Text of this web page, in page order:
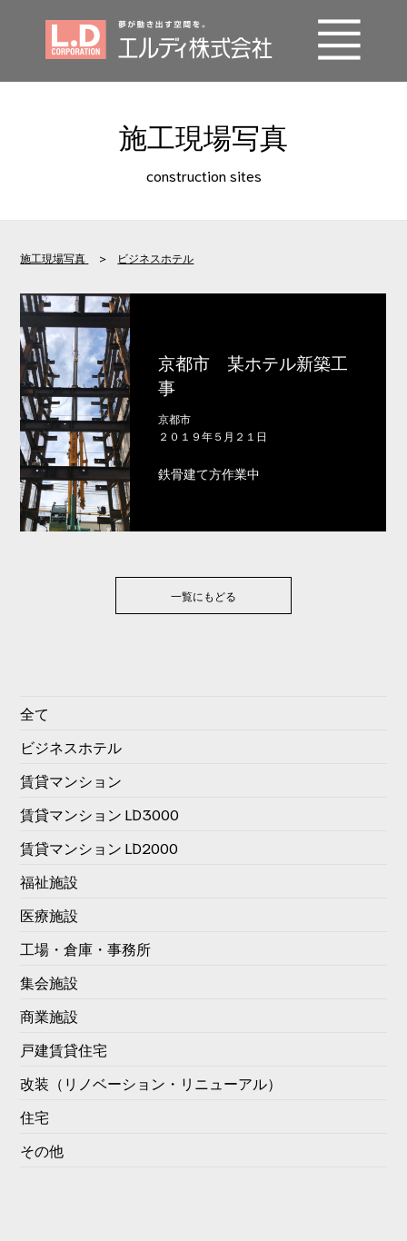
エルディの技術
採用情報
お問い合わせ
施工現場写真
construction sites
施工現場写真 > ビジネスホテル
京都市 某ホテル新築工
事
京都市
２０１９年５月２１日
鉄骨建て方作業中
一覧にもどる
全て
ビジネスホテル
賃貸マンション
賃貸マンション LD3000
賃貸マンション LD2000
福祉施設
医療施設
工場・倉庫・事務所
集会施設
商業施設
戸建賃貸住宅
改装（リノベーション・リニューアル）
住宅
その他